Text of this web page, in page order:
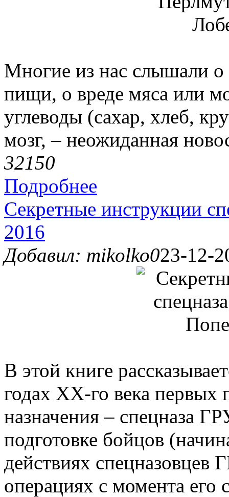
Многие из нас слышали
пищи, о вреде мяса или
углеводы (сахар, хлеб,
мозг, – неожиданная
32150
Подробнее
Секретные инструкции
2016
Добавил: mikolko023-12-
В этой книге
годах XX-го века первых
назначения – спецназа
подготовке бойцов
действиях спецназовцев
операциях с момента его